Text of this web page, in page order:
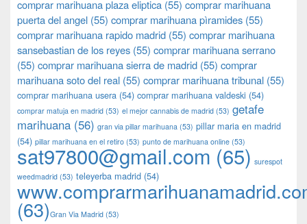
comprar marihuana plaza eliptica (55) comprar marihuana
puerta del angel (55) comprar marihuana pìramides (55)
comprar marihuana rapido madrid (55) comprar marihuana
sansebastian de los reyes (55) comprar marihuana serrano
(55) comprar marihuana sierra de madrid (55) comprar
marihuana soto del real (55) comprar marihuana tribunal (55)
comprar marihuana usera (54) comprar marihuana valdeski (54)
comprar matuja en madrid (53) el mejor cannabis de madrid (53) getafe
marihuana (56) gran via pillar marihuana (53) pillar maria en madrid
(54) pillar marihuana en el retiro (53) punto de marihuana online (53)
sat97800@gmail.com (65) surespot
weedmadrid (53) teleyerba madrid (54)
(63)​​Gran Via Madrid (53)